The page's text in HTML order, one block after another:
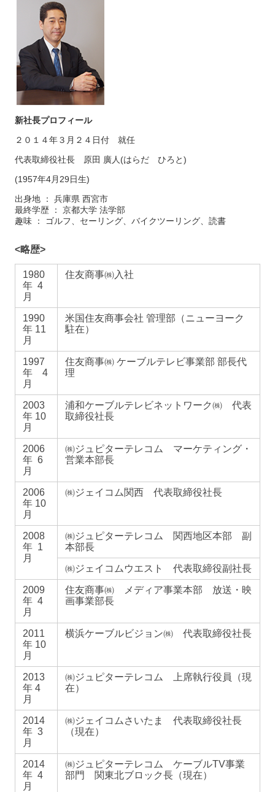
新社長プロフィール
２０１４年３月２４日付 就任
代表取締役社長 原田 廣人(はらだ ひろと)
(1957年4月29日生)
出身地 ： 兵庫県 西宮市
最終学歴 ： 京都大学 法学部
趣味 ： ゴルフ、セーリング、バイクツーリング、読書
<略歴>
1980
年 4
月
住友商事㈱入社
1990
年 11
月
米国住友商事会社 管理部（ニューヨーク
駐在）
1997
年 4
月
住友商事㈱ ケーブルテレビ事業部 部長代
理
2003
年 10
月
浦和ケーブルテレビネットワーク㈱ 代表
取締役社長
2006
年 6
月
㈱ジュピターテレコム マーケティング・
営業本部長
2006
年 10
月
㈱ジェイコム関西 代表取締役社長
2008
年 1
月
㈱ジュピターテレコム 関西地区本部 副
本部長
㈱ジェイコムウエスト 代表取締役副社長
2009
年 4
月
住友商事㈱ メディア事業本部 放送・映
画事業部長
2011
年 10
月
横浜ケーブルビジョン㈱ 代表取締役社長
2013
年 4
月
㈱ジュピターテレコム 上席執行役員（現
在）
2014
年 3
月
㈱ジェイコムさいたま 代表取締役社長
（現在）
2014
年 4
月
㈱ジュピターテレコム ケーブルTV事業
部門 関東北ブロック長（現在）